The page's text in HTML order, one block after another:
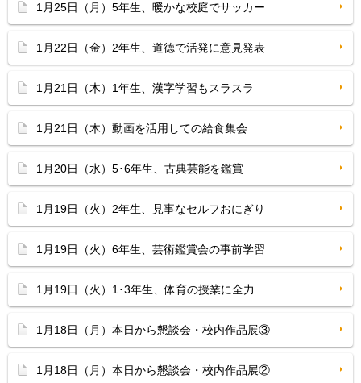
1月25日（月）5年生、暖かな校庭でサッカー
1月22日（金）2年生、道徳で活発に意見発表
1月21日（木）1年生、漢字学習もスラスラ
1月21日（木）動画を活用しての給食集会
1月20日（水）5･6年生、古典芸能を鑑賞
1月19日（火）2年生、見事なセルフおにぎり
1月19日（火）6年生、芸術鑑賞会の事前学習
1月19日（火）1･3年生、体育の授業に全力
1月18日（月）本日から懇談会・校内作品展③
1月18日（月）本日から懇談会・校内作品展②